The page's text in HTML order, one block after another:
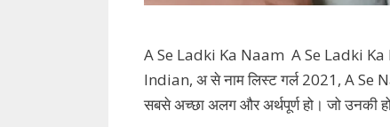
A Se Ladki Ka Naam A Se Ladki Ka
Indian, अ से नाम लिस्ट गर्ल 2021, A Se
सबसे अच्छा अलग और अर्थपूर्ण हो। जो उनकी